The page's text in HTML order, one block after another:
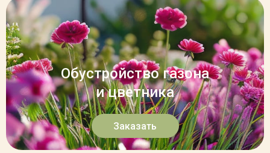
Обустройство газона
и цветника
Заказать